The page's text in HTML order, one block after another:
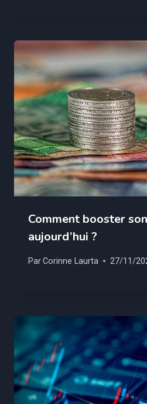
Comment booster
aujourd’hui ?
ParCorinne Laurta 27/11/